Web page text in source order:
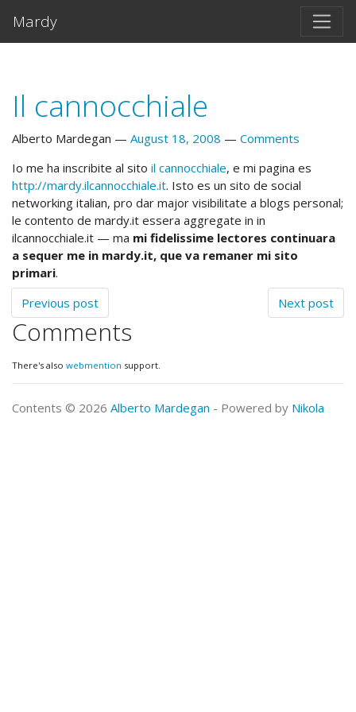
Mardy
Il cannocchiale
Alberto Mardegan August 18, 2008
Comments
Io me ha inscribite al sito il cannocchiale, e mi pagina es
http://mardy.ilcannocchiale.it. Isto es un sito de social
networking italian, pro dar major visibilitate a blogs personal;
le contento de mardy.it essera aggregate in in
ilcannocchiale.it — ma mi fidelissime lectores continuara
a sequer me in mardy.it, que va remaner mi sito
primari.
Previous post
Next post
Comments
There's also webmention support.
Contents © 2026 Alberto Mardegan - Powered by Nikola